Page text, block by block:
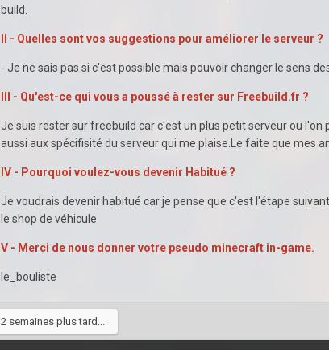
build.
II - Quelles sont vos suggestions pour améliorer le serveur ?
- Je ne sais pas si c'est possible mais pouvoir changer le sens
III - Qu'est-ce qui vous a poussé à rester sur Freebuild.fr ?
Je suis rester sur freebuild car c'est un plus petit serveur ou
aussi aux spécifisité du serveur qui me plaise.Le faite que mes
IV - Pourquoi voulez-vous devenir Habitué ?
Je voudrais devenir habitué car je pense que c'est l'étape
le shop de véhicule
V - Merci de nous donner votre pseudo minecraft in-game.
le_bouliste
2 semaines plus tard...